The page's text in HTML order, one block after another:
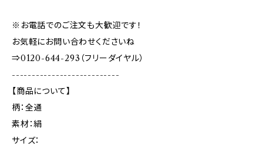
※お電話でのご注文も大歓迎です！
お気軽にお問い合わせくださいね
⇒0120-644-293（フリーダイヤル）
---------------------------
【商品について】
柄：全通
素材：絹
サイズ：